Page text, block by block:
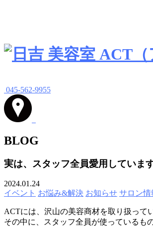
045-562-9955
BLOG
実は、スタッフ全員愛用しています
2024.01.24
イベント お悩み&解決 お知らせ サロン情
ACTには、沢山の美容商材を取り扱って
その中に、スタッフ全員が使っているも